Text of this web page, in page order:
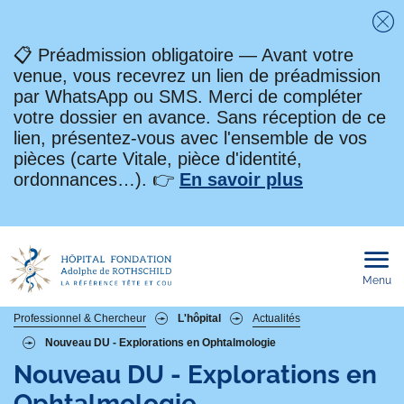
📋 Préadmission obligatoire — Avant votre
venue, vous recevrez un lien de préadmission
par WhatsApp ou SMS. Merci de compléter
votre dossier en avance. Sans réception de ce
lien, présentez-vous avec l'ensemble de vos
pièces (carte Vitale, pièce d'identité,
ordonnances…). 👉 En savoir plus
Menu
Fil
d'Ariane
Professionnel & Chercheur L'hôpital
Actualités
Nouveau DU - Explorations en Ophtalmologie
Nouveau DU - Explorations en